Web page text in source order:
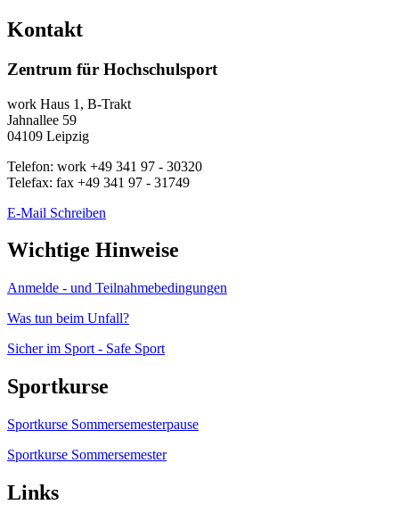
Kontakt
Zentrum für Hochschulsport
work Haus 1, B-Trakt
Jahnallee 59
04109 Leipzig
Telefon: work +49 341 97 - 30320
Telefax: fax +49 341 97 - 31749
E-Mail Schreiben
Wichtige Hinweise
Anmelde - und Teilnahmebedingungen
Was tun beim Unfall?
Sicher im Sport - Safe Sport
Sportkurse
Sportkurse Sommersemesterpause
Sportkurse Sommersemester
Links